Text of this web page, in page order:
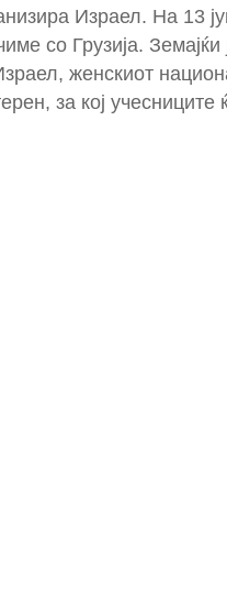
Израел. На 13
со Грузија.
женскиот
за кој